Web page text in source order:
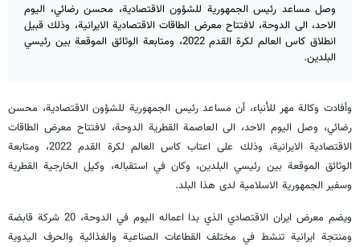
وصل مساعد رئيس الجمهورية للشؤون الاقتصادية، محسن رضائي، اليوم
الاحد، الى الدوحة، لافتتاح معرض الطاقات الاقتصادية الايرانية، وذلك قبيل
انطلاق كاس العالم لكرة القدم 2022، ومتابعة الوثائق الموقعة بين رئيسي
البلدين.
وأفادت وكالة مهر للأنباء، أن مساعد رئيس الجمهورية للشؤون الاقتصادية، محسن
رضائي، وصل اليوم الاحد، الى العاصمة القطرية الدوحة، لافتتاح معرض الطاقات
الاقتصادية الايرانية، وذلك على اعتاب كاس العالم لكرة القدم 2022، ومتابعة
الوثائق الموقعة بين رئيسي البلدين، وكان في استقباله، وكيل الخارجية القطرية
وسفير الجمهورية الاسلامية لدى هذا البلد.
ويضم معرض ايران الاقتصادي الذي بدا اعماله اليوم في الدوحة، 20 شركة قابضة
ومنتجة ايرانية تنشط في مختلف القطاعات الصناعية والغذائية والحرف اليدوية